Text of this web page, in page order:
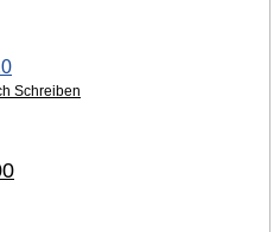
Schreiben
Aktueller
Preis